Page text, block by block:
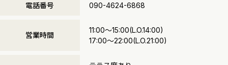
電話番号 090-4624-6868
営業時間
11:00～15:00(L.O.14:00)
17:00～22:00(L.O.21:00)